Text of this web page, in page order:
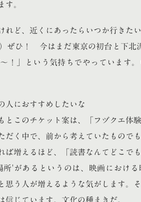
す。
れど、近くにあったらいつか行きた
ぜひ！ 今はまだ東京の初台と下北
！」という気持ちでやっています
人におすすめしたいな
とこのチケット案は、「フヅクエ体
だく中で、前から考えていたものでも
ば増えるほど、「読書なんてどこで
所'があるというのは、映画における
思う人が増えるような気がします。
信じています。文化の種まきだ。